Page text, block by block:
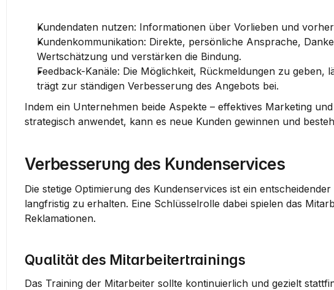
Kundendaten nutzen: Informationen über Vorlieben und
Kundenkommunikation: Direkte, persönliche Ansprache,
Wertschätzung und verstärken die Bindung.
Feedback-Kanäle: Die Möglichkeit, Rückmeldungen zu geben,
trägt zur ständigen Verbesserung des Angebots bei.
Indem ein Unternehmen beide Aspekte – effektives Marketing
strategisch anwendet, kann es neue Kunden gewinnen und
Verbesserung des Kundenservices
Die stetige Optimierung des Kundenservices ist ein
langfristig zu erhalten. Eine Schlüsselrolle dabei spielen das
Reklamationen.
Qualität des Mitarbeitertrainings
Das Training der Mitarbeiter sollte kontinuierlich und gezielt